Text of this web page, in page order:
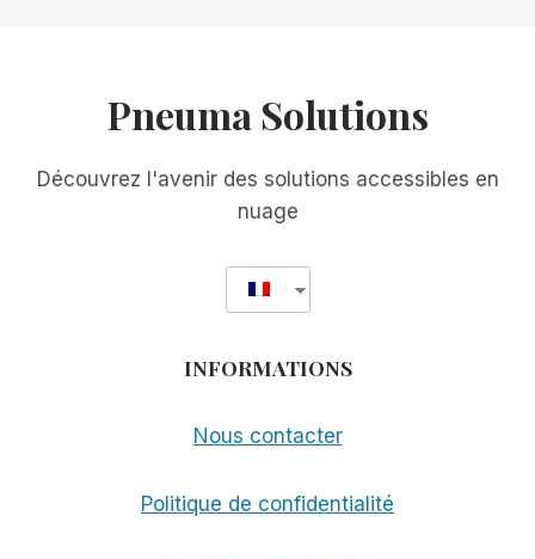
Pneuma Solutions
Découvrez l'avenir des solutions accessibles en
nuage
INFORMATIONS
Nous contacter
Politique de confidentialité